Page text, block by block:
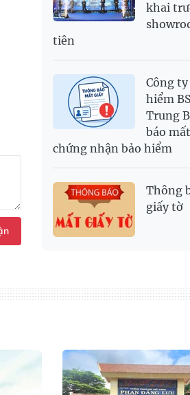
khai
tiên
Công ty
hiểm
Trung
báo
chứng nhận bảo hiểm
Thông
giấy tờ